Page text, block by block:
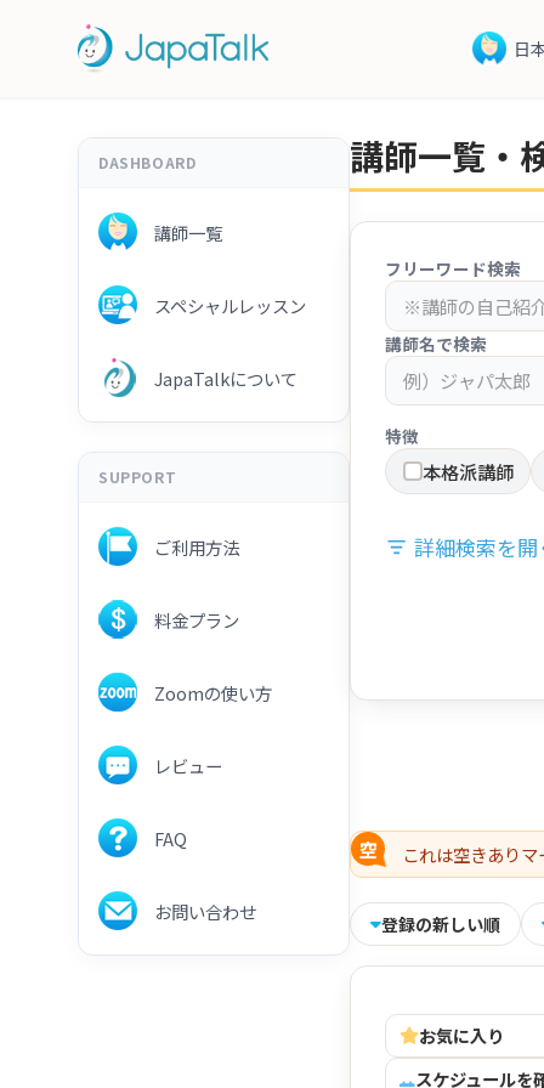
日
DASHBOARD
講師一覧
スペシャルレッスン
JapaTalkについて
SUPPORT
ご利用方法
料金プラン
Zoomの使い方
レビュー
FAQ
お問い合わせ
講師一覧・
フリーワード検索
講師名で検索
特徴
本格派講師
詳細検索を開
これは空きありマ
登録の新しい順
お気に入り
スケジュールを